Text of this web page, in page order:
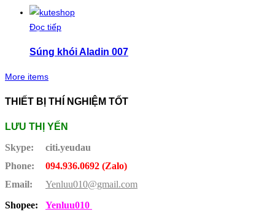
Đọc tiếp
Súng khói Aladin 007
More items
THIẾT BỊ THÍ NGHIỆM TỐT
LƯU THỊ YẾN
Skype:
citi.yeudau
Phone:
094.936.0692 (Zalo)
Email:
Yenluu010@gmail.com
Shopee:
Yenluu010